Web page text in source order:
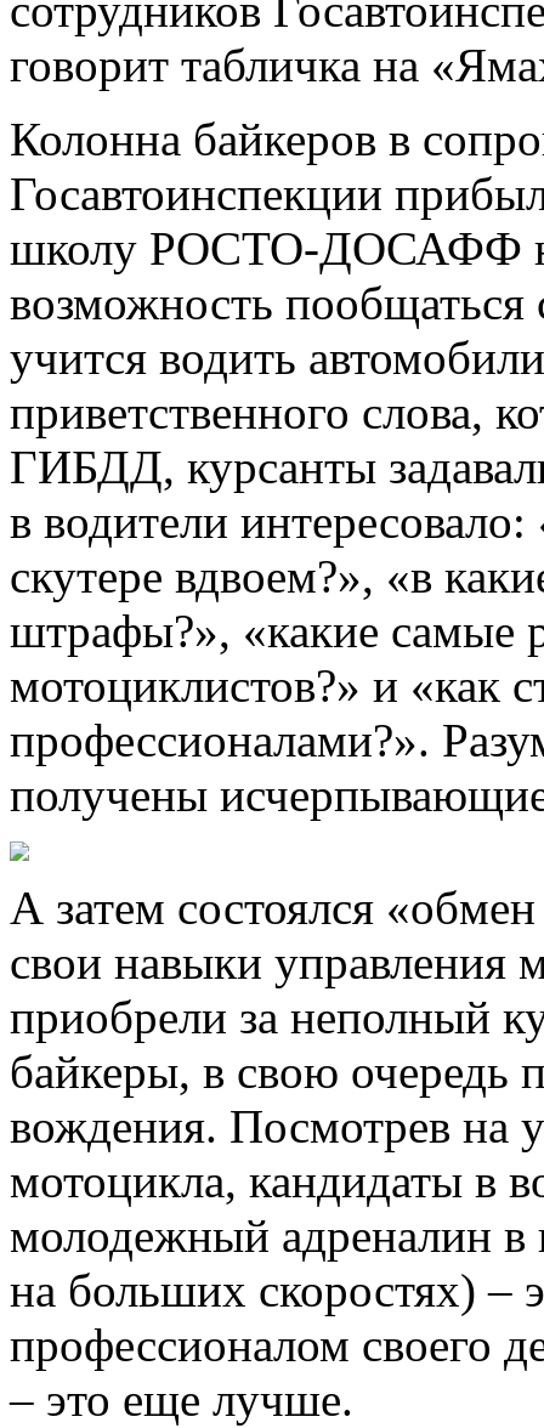
сотрудников
говорит табличка на
Колонна байкеров в
Госавтоинспекции
школу РОСТО-ДОСАФФ
возможность пообщаться
учится водить
приветственного слова,
ГИБДД, курсанты
в водители
скутере вдвоем?», «в
штрафы?», «какие самые
мотоциклистов?» и «как
профессионалами?».
получены
А затем состоялся
свои навыки управления
приобрели за неполный
байкеры, в свою очередь
вождения. Посмотрев на
мотоцикла, кандидаты в
молодежный адреналин в
на больших скоростях) –
профессионалом своего
– это еще лучше.